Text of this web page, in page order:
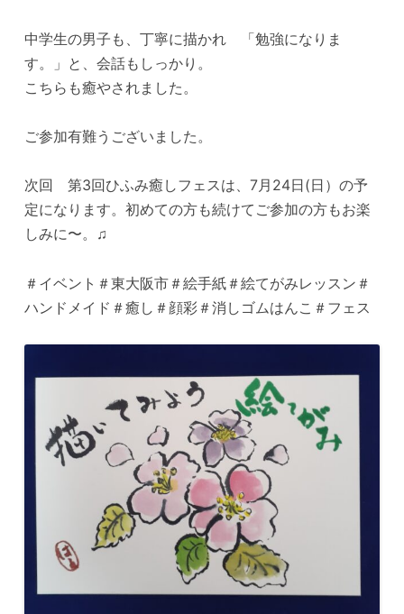
中学生の男子も、丁寧に描かれ 「勉強になりま
す。」と、会話もしっかり。
こちらも癒やされました。
ご参加有難うございました。
次回 第3回ひふみ癒しフェスは、7月24日(日）の予
定になります。初めての方も続けてご参加の方もお楽
しみに〜。♫
＃イベント＃東大阪市＃絵手紙＃絵てがみレッスン＃
ハンドメイド＃癒し＃顔彩＃消しゴムはんこ＃フェス